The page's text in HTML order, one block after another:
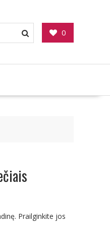
0
Prailginkite jos